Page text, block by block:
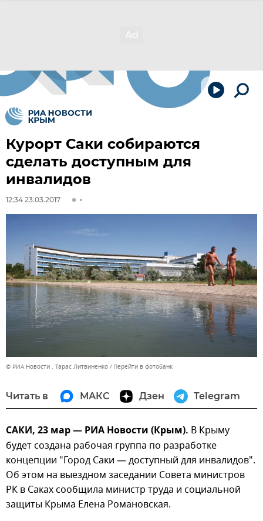
Курорт Саки собираются
сделать доступным для
инвалидов
12:34 23.03.2017
© РИА Новости . Тарас Литвиненко Перейти в фотобанк
Читать в МАКС Дзен Telegram
САКИ, 23 мар — РИА Новости (Крым). В Крыму
будет создана рабочая группа по разработке
концепции "Город Саки — доступный для инвалидов".
Об этом на выездном заседании Совета министров
РК в Саках сообщила министр труда и социальной
защиты Крыма Елена Романовская.